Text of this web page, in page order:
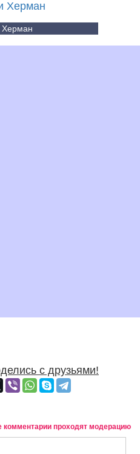
с друзьями!
комментарии проходят модерацию